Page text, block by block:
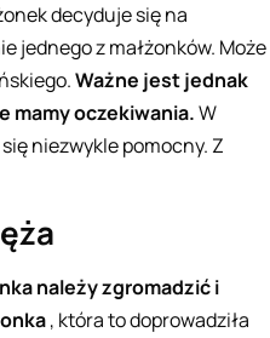
decyduje się na
jednego z małżonków. Może
Ważne jest jednak
mamy oczekiwania.W
niezwykle pomocny. Z
należy zgromadzić i
, która to doprowadziła